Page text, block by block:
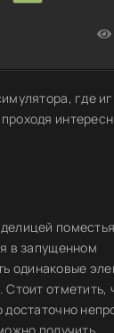
где
в запущенном
одинаковые
отметить,